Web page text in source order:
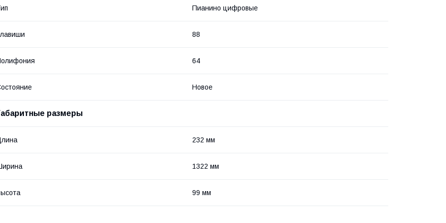
Пианино цифровые
88
64
Новое
размеры
232 мм
1322 мм
99 мм